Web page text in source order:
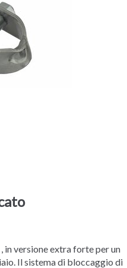
, in versione extra forte per un
Il sistema di bloccaggio di